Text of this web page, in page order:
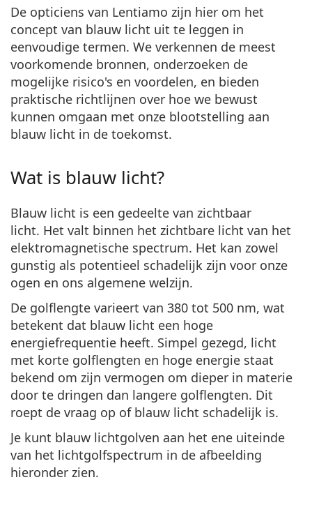
Alle merken
Persol
Prada
Alle merken
Alle lenzenvloeistoffen
Offline
De opticiens van Lentiamo zijn hier om het
concept van blauw licht uit te leggen in
eenvoudige termen. We verkennen de meest
voorkomende bronnen, onderzoeken de
mogelijke risico's en voordelen, en bieden
praktische richtlijnen over hoe we bewust
kunnen omgaan met onze blootstelling aan
blauw licht in de toekomst.
Wat is blauw licht?
Blauw licht is een gedeelte van zichtbaar
licht. Het valt binnen het zichtbare licht van het
elektromagnetische spectrum. Het kan zowel
gunstig als potentieel schadelijk zijn voor onze
ogen en ons algemene welzijn.
De golflengte varieert van 380 tot 500 nm, wat
betekent dat blauw licht een hoge
energiefrequentie heeft. Simpel gezegd, licht
met korte golflengten en hoge energie staat
bekend om zijn vermogen om dieper in materie
door te dringen dan langere golflengten. Dit
roept de vraag op of blauw licht schadelijk is.
Je kunt blauw lichtgolven aan het ene uiteinde
van het lichtgolfspectrum in de afbeelding
hieronder zien.